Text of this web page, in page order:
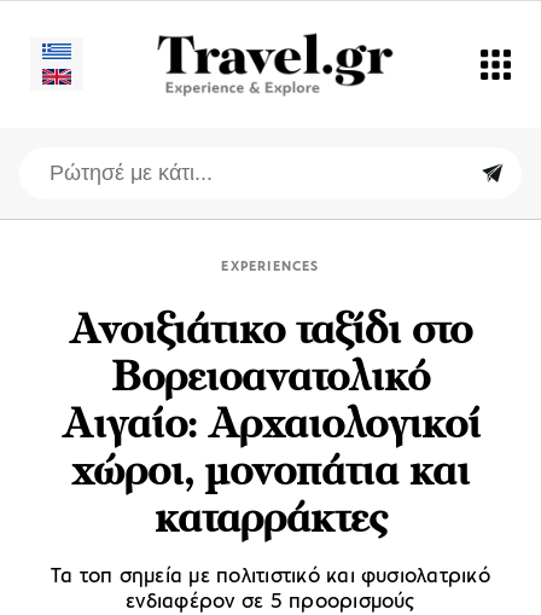
EXPERIENCES
Ανοιξιάτικο ταξίδι στο
Βορειοανατολικό
Αιγαίο: Αρχαιολογικοί
χώροι, μονοπάτια και
καταρράκτες
Τα τοπ σημεία με πολιτιστικό και φυσιολατρικό
ενδιαφέρον σε 5 προορισμούς